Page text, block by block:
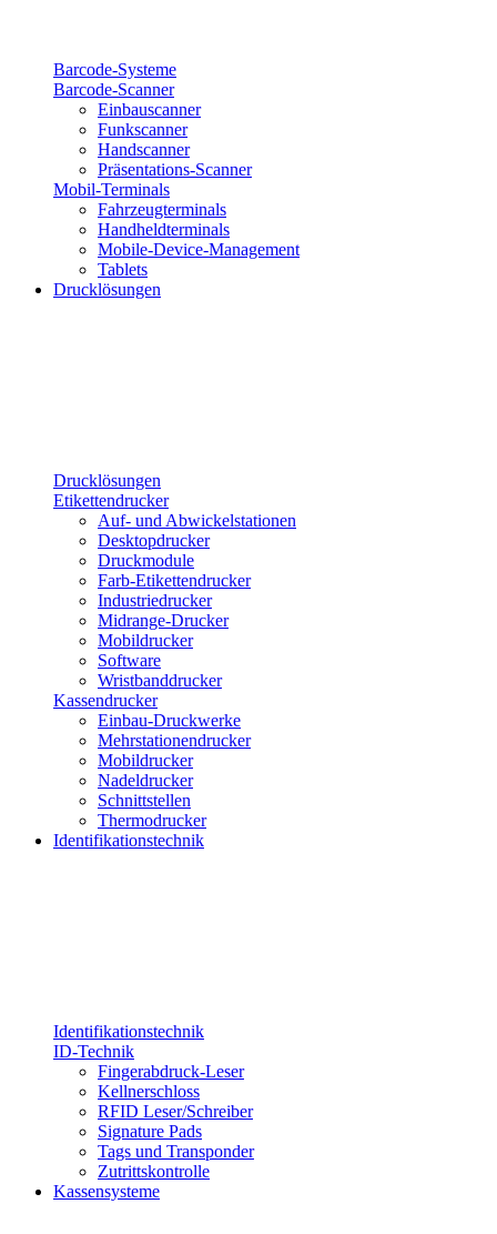
Barcode-Systeme
Barcode-Scanner
Einbauscanner
Funkscanner
Handscanner
Präsentations-Scanner
Mobil-Terminals
Fahrzeugterminals
Handheldterminals
Mobile-Device-Management
Tablets
Drucklösungen
Drucklösungen
Etikettendrucker
Auf- und Abwickelstationen
Desktopdrucker
Druckmodule
Farb-Etikettendrucker
Industriedrucker
Midrange-Drucker
Mobildrucker
Software
Wristbanddrucker
Kassendrucker
Einbau-Druckwerke
Mehrstationendrucker
Mobildrucker
Nadeldrucker
Schnittstellen
Thermodrucker
Identifikationstechnik
Identifikationstechnik
ID-Technik
Fingerabdruck-Leser
Kellnerschloss
RFID Leser/Schreiber
Signature Pads
Tags und Transponder
Zutrittskontrolle
Kassensysteme